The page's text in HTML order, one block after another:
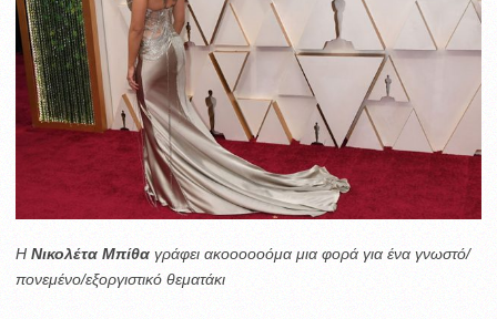
H Νικολέτα Μπίθα γράφει ακοοοοοόμα μια φορά για ένα γνωστό/
πονεμένο/εξοργιστικό θεματάκι